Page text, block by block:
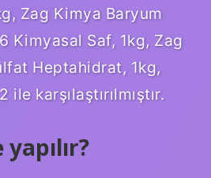
Zag Kimya Baryum
Kimyasal Saf, 1kg, Zag
Heptahidrat, 1kg,
karşılaştırılmıştır.